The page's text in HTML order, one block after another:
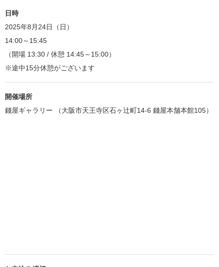
日時
2025年8月24日（日）
14:00～15:45
（開場 13:30 / 休憩 14:45～15:00）
※途中15分休憩がございます
開催場所
錢屋ギャラリー （大阪市天王寺区石ヶ辻町14-6 錢屋本舗本館105）